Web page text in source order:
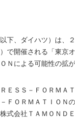
下、ダイハツ）は、
）で開催される「東
Ｎによる可能性の拡
ＥＳＳ－ＦＯＲＭＡ
ＦＯＲＭＡＴＩＯＮ
式会社ＴＡＭＯＮＤ